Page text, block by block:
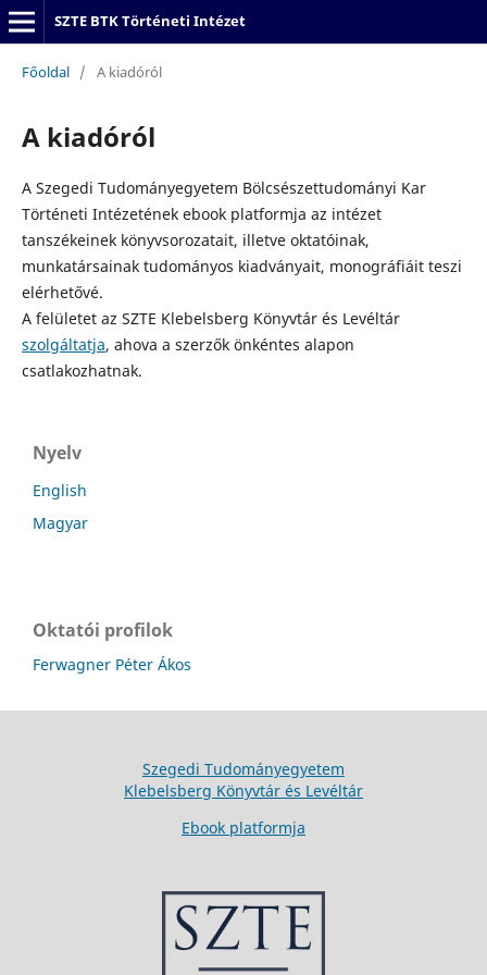
SZTE BTK Történeti Intézet
Főoldal / A kiadóról
A kiadóról
A Szegedi Tudományegyetem Bölcsészettudományi Kar
Történeti Intézetének ebook platformja az intézet
tanszékeinek könyvsorozatait, illetve oktatóinak,
munkatársainak tudományos kiadványait, monográfiáit teszi
elérhetővé.
A felületet az SZTE Klebelsberg Könyvtár és Levéltár
szolgáltatja, ahova a szerzők önkéntes alapon
csatlakozhatnak.
Nyelv
English
Magyar
Oktatói profilok
Ferwagner Péter Ákos
Szegedi Tudományegyetem
Klebelsberg Könyvtár és Levéltár
Ebook platformja